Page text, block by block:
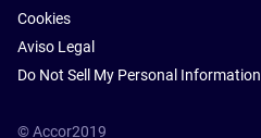
Cookies
Aviso Legal
Do Not Sell My Personal Information
© Accor2019